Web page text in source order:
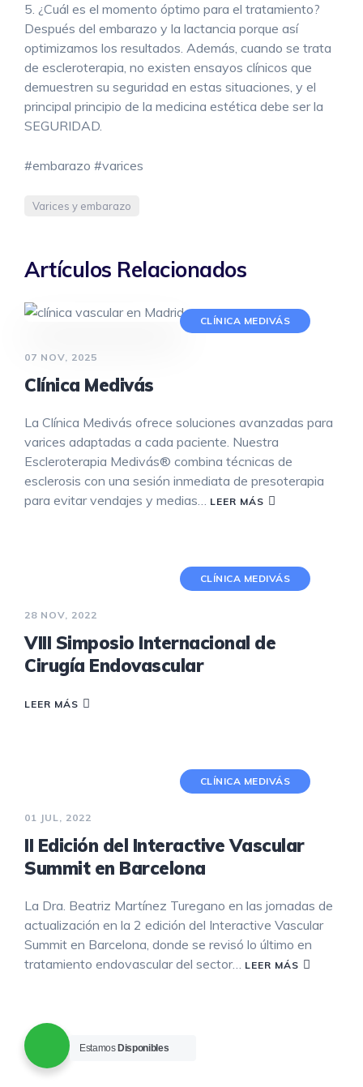
5. ¿Cuál es el momento óptimo para el tratamiento?
Después del embarazo y la lactancia porque así
optimizamos los resultados. Además, cuando se trata
de escleroterapia, no existen ensayos clínicos que
demuestren su seguridad en estas situaciones, y el
principal principio de la medicina estética debe ser la
SEGURIDAD.
#embarazo #varices
Varices y embarazo
Artículos Relacionados
CLÍNICA MEDIVÁS
07 NOV, 2025
Clínica Medivás
La Clínica Medivás ofrece soluciones avanzadas para
varices adaptadas a cada paciente. Nuestra
Escleroterapia Medivás® combina técnicas de
esclerosis con una sesión inmediata de presoterapia
para evitar vendajes y medias…
LEER MÁS
CLÍNICA MEDIVÁS
28 NOV, 2022
VIII Simposio Internacional de
Cirugía Endovascular
LEER MÁS
CLÍNICA MEDIVÁS
01 JUL, 2022
II Edición del Interactive Vascular
Summit en Barcelona
La Dra. Beatriz Martínez Turegano en las jornadas de
actualización en la 2 edición del Interactive Vascular
Summit en Barcelona, donde se revisó lo último en
tratamiento endovascular del sector…
LEER MÁS
Estamos Disponibles